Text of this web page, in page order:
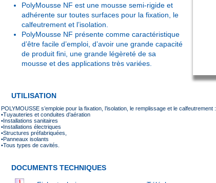
PolyMousse NF est une mousse semi-rigide et
adhérente sur toutes surfaces pour la fixation, le
calfeutrement et l’isolation.
PolyMousse NF présente comme caractéristique
d’être facile d’emploi, d’avoir une grande capacité
de produit fini, une grande légèreté de sa
mousse et des applications très variées.
UTILISATION
POLYMOUSSE s’emploie pour la fixation, l’isolation, le remplissage et le calfeutrement :
•Tuyauteries et conduites d’aération
•Installations sanitaires
•Installations électriques
•Structures préfabriquées,
•Panneaux isolants
•Tous types de cavités.
DOCUMENTS TECHNIQUES